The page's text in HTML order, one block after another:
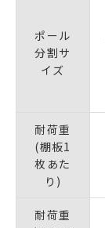
ポール
分割サ
イズ
耐荷重
(棚板1
枚あた
り)
耐荷重